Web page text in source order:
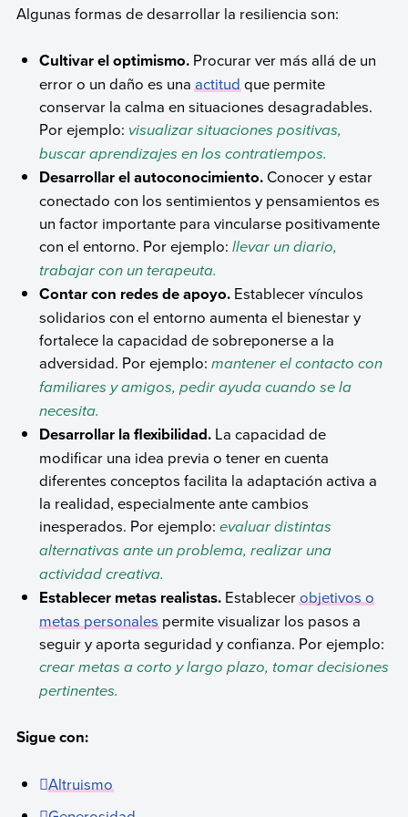
Algunas formas de desarrollar la resiliencia son:
Cultivar el optimismo. Procurar ver más allá de un
error o un daño es unaactitudque permite
conservar la calma en situaciones desagradables.
Por ejemplo: visualizar situaciones positivas,
buscar aprendizajes en los contratiempos.
Desarrollar el autoconocimiento. Conocer y estar
conectado con los sentimientos y pensamientos es
un factor importante para vincularse positivamente
con el entorno. Por ejemplo:llevar un diario,
trabajar con un terapeuta.
Contar con redes de apoyo. Establecer vínculos
solidarios con el entorno aumenta el bienestar y
fortalece la capacidad de sobreponerse a la
adversidad. Por ejemplo:mantener el contacto con
familiares y amigos, pedir ayuda cuando se la
necesita.
Desarrollar la flexibilidad. La capacidad de
modificar una idea previa o tener en cuenta
diferentes conceptos facilita la adaptación activa a
la realidad, especialmente ante cambios
inesperados. Por ejemplo: evaluar distintas
alternativas ante un problema, realizar una
actividad creativa.
Establecer metas realistas. Establecerobjetivos o
metas personalespermite visualizar los pasos a
seguir y aporta seguridad y confianza. Por ejemplo:
crear metas a corto y largo plazo, tomar decisiones
pertinentes.
Sigue con:
Altruismo